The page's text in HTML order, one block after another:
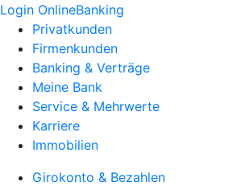
Login OnlineBanking
Privatkunden
Firmenkunden
Banking & Verträge
Meine Bank
Service & Mehrwerte
Karriere
Immobilien
Girokonto & Bezahlen